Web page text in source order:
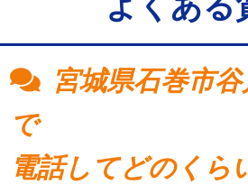
宮城県石巻市
で
電話してどのくら